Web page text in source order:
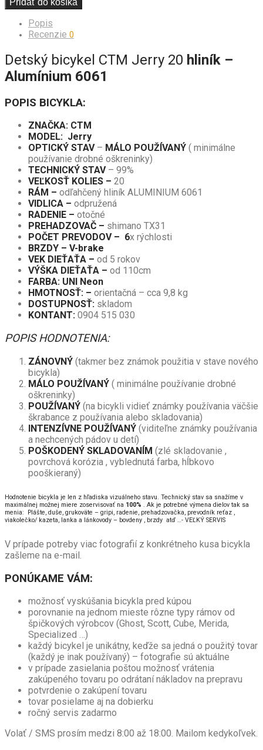
Pridať do košíka
Popis
Recenzie 0
Detský bicykel CTM Jerry 20 hliník –
Alumínium 6061
POPIS BICYKLA:
ZNAČKA: CTM
MODEL: Jerry
OPTICKÝ STAV– MÁLO POUŽÍVANÝ ( minimálne
používanie drobné oškreninky)
TECHNICKÝ STAV– 99%
VEĽKOSŤ KOLIES – 20
RÁM – odľahčený hliník ALUMINIUM 6061
VIDLICA – odpružená
RADENIE – otočné
PREHADZOVAČ – shimano TX31
POČET PREVODOV – 6x rýchlosti
BRZDY – V-brake
VEK DIEŤAŤA – od 5 rokov
VÝŠKA DIEŤAŤA – od 110cm
FARBA: UNI Neon
HMOTNOSŤ: – orientačná – cca 9,8 kg
DOSTUPNOSŤ: skladom
KONTANT: 0904 515 030
POPIS HODNOTENIA:
ZÁNOVNÝ (takmer bez známok použitia v stave nového
bicykla)
MÁLO POUŽÍVANÝ ( minimálne používanie drobné
oškreninky)
POUŽÍVANÝ (na bicykli vidieť známky používania väčšie
škrabance z používania alebo skladovania)
INTENZÍVNE POUŽÍVANÝ (viditeľne známky používania
a nechcených pádov u detí)
POŠKODENÝ SKLADOVANÍM (zlé skladovanie ,
povrchová korózia , vyblednutá farba, hĺbkovo
pooškieraný)
Hodnotenie bicykla je len z hľadiska vizuálneho stavu. Technický stav sa snažíme v
maximálnej možnej miere zoservisovať na 100% . Ak je potrebné výmena dielov tak sa
menia: Plášte, duše, grukoväte – gripi, radenie, prehadzovačka, prevodník reťaz ,
viakolečko/ kazeta, lanka a lánkovody – bovdeny , brzdy atď …- VEĽKÝ SERVIS
V prípade potreby viac fotografií z konkrétneho kusa bicykla
zašleme na e-mail.
PONÚKAME VÁM:
možnosť vyskúšania bicykla pred kúpou
porovnanie na jednom mieste rôzne typy rámov od
špičkových výrobcov (Ghost, Scott, Cube, Merida,
Specialized …)
každý bicykel je unikátny, keďže sa jedná o použitý tovar
(každý je inak používaný) – fotografie sú aktuálne
v prípade zasielania poštou možnosť vrátenia
zakúpeného tovaru po odrátaní nákladov na prepravu
potvrdenie o zakúpení tovaru
tovar posielame aj na dobierku
ročný servis zadarmo
Volať / SMS prosím medzi 8:00 až 18:00. Mailom kedykoľvek.